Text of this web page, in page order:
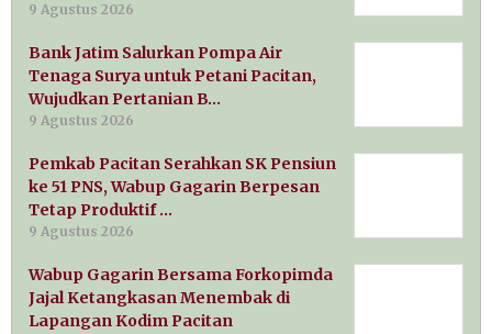
9 Agustus 2026
Bank Jatim Salurkan Pompa Air
Tenaga Surya untuk Petani Pacitan,
Wujudkan Pertanian B…
9 Agustus 2026
Pemkab Pacitan Serahkan SK Pensiun
ke 51 PNS, Wabup Gagarin Berpesan
Tetap Produktif …
9 Agustus 2026
Wabup Gagarin Bersama Forkopimda
Jajal Ketangkasan Menembak di
Lapangan Kodim Pacitan